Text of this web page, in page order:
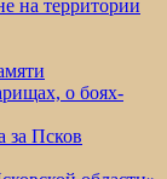
на территории
о боях-
за Псков